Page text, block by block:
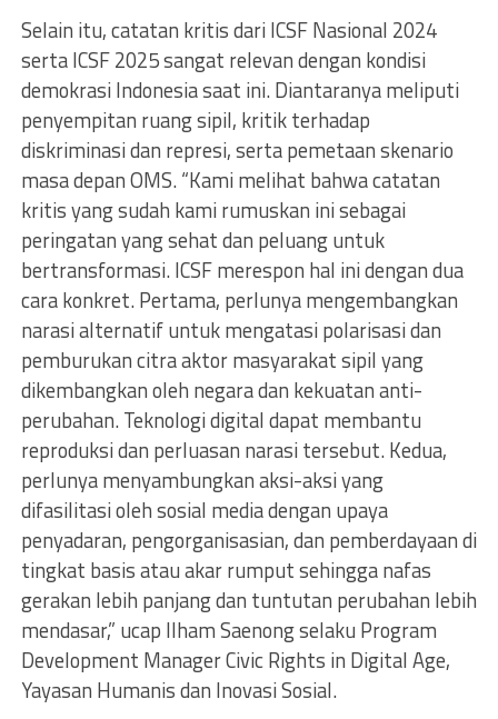
Selain itu, catatan kritis dari ICSF Nasional 2024
serta ICSF 2025 sangat relevan dengan kondisi
demokrasi Indonesia saat ini. Diantaranya meliputi
penyempitan ruang sipil, kritik terhadap
diskriminasi dan represi, serta pemetaan skenario
masa depan OMS. “Kami melihat bahwa catatan
kritis yang sudah kami rumuskan ini sebagai
peringatan yang sehat dan peluang untuk
bertransformasi. ICSF merespon hal ini dengan dua
cara konkret. Pertama, perlunya mengembangkan
narasi alternatif untuk mengatasi polarisasi dan
pemburukan citra aktor masyarakat sipil yang
dikembangkan oleh negara dan kekuatan anti-
perubahan. Teknologi digital dapat membantu
reproduksi dan perluasan narasi tersebut. Kedua,
perlunya menyambungkan aksi-aksi yang
difasilitasi oleh sosial media dengan upaya
penyadaran, pengorganisasian, dan pemberdayaan di
tingkat basis atau akar rumput sehingga nafas
gerakan lebih panjang dan tuntutan perubahan lebih
mendasar,” ucap Ilham Saenong selaku Program
Development Manager Civic Rights in Digital Age,
Yayasan Humanis dan Inovasi Sosial.